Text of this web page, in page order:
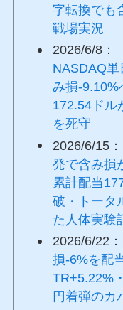
字転換でも
戦場実況
2026/6/8：
NASDAQ
み損-9.10%
172.54ドル
を死守
2026/6/15：
発で含み損
累計配当
破・トータ
た人体実験
2026/6/22：
損-6%を配
TR+5.22%
円着弾のカ